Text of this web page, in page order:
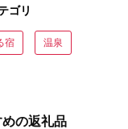
ゴリ
宿 温泉
の返礼品